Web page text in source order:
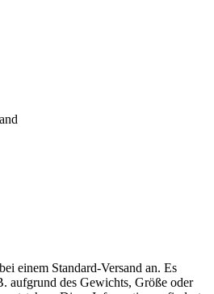
einem Standard-Versand an. Es
aufgrund des Gewichts, Größe oder